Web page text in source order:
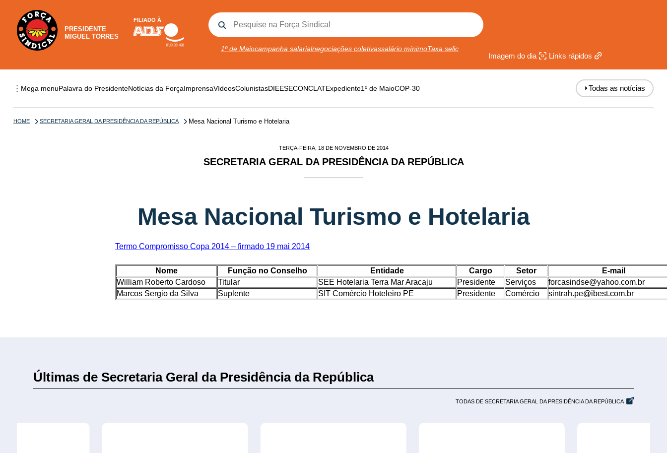
PRESIDENTE
MIGUEL TORRES
FILIADO À
1º de Maiocampanha salarialnegociações coletivassalário mínimoTaxa selic
Imagem do dia Links rápidos
⋮ Mega menuPalavra do PresidenteNotícias da ForçaImprensaVídeosColunistasDIEESECONCLATExpediente1º de MaioCOP-30 ⏵Todas as notícias
HOME SECRETARIA GERAL DA PRESIDÊNCIA DA REPÚBLICA Mesa Nacional Turismo e Hotelaria
TERÇA-FEIRA, 18 DE NOVEMBRO DE 2014
SECRETARIA GERAL DA PRESIDÊNCIA DA REPÚBLICA
Mesa Nacional Turismo e Hotelaria
Termo Compromisso Copa 2014 – firmado 19 mai 2014
Nome Função no Conselho Entidade Cargo Setor
E-mail
William Roberto Cardoso
Titular SEE Hotelaria Terra Mar Aracaju Presidente Serviços
forcasindse@yahoo.com.br
Marcos Sergio da Silva
Suplente SIT Comércio Hoteleiro PE Presidente Comércio sintrah.pe@ibest.com.br
Últimas de Secretaria Geral da Presidência da República
TODAS DE SECRETARIA GERAL DA PRESIDÊNCIA DA REPÚBLICA